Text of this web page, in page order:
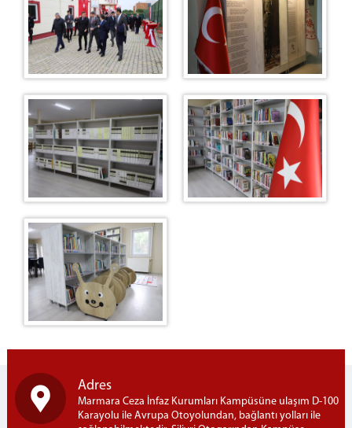
Adres
Marmara Ceza İnfaz Kurumları Kampüsüne ulaşım D-100
Karayolu ile Avrupa Otoyolundan, bağlantı yolları ile